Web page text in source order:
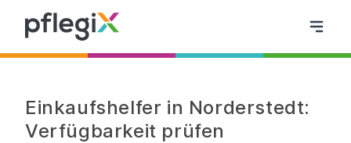
Einkaufshelfer in Norderstedt:
Verfügbarkeit prüfen